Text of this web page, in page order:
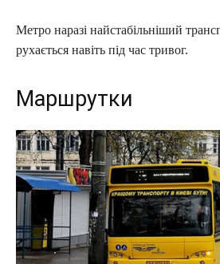
Метро наразі найстабільніший
рухається навіть під час тривог.
Маршрутки